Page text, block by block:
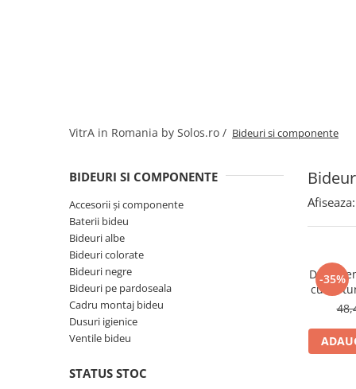
VitrA in Romania by Solos.ro / Bideuri si componente
BIDEURI SI COMPONENTE
Accesorii și componente
Baterii bideu
Bideuri albe
Bideuri colorate
Bideuri negre
Bideuri pe pardoseala
Cadru montaj bideu
Dusuri igienice
Ventile bideu
STATUS STOC
Afiseaza:
-35%
Dus
cu